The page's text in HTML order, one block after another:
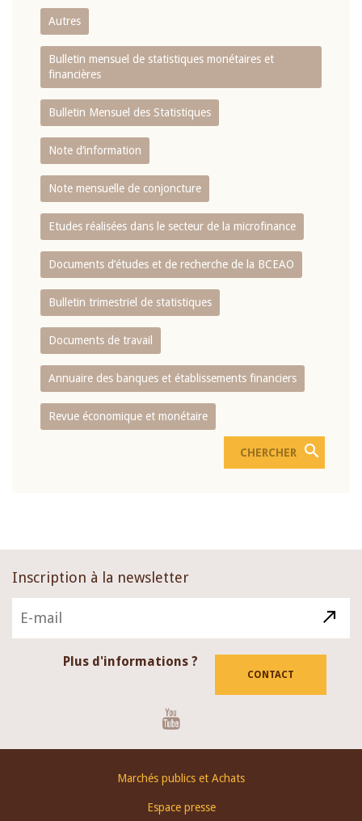
Autres
Bulletin mensuel de statistiques monétaires et
financières
Bulletin Mensuel des Statistiques
Note d’information
Note mensuelle de conjoncture
Etudes réalisées dans le secteur de la microfinance
Documents d’études et de recherche de la BCEAO
Bulletin trimestriel de statistiques
Documents de travail
Annuaire des banques et établissements financiers
Revue économique et monétaire
Inscription à la newsletter
Plus d'informations ?
CONTACT
Marchés publics et Achats
Espace presse